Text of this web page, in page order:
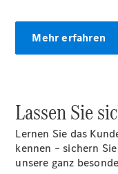
Mehr erfahren
Lassen Sie
Lernen Sie das
kennen – sichern
unsere ganz